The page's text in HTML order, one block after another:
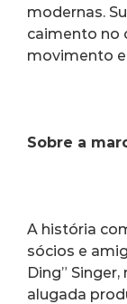
modernas.
caimento no
movimento
Sobre a
A história
sócios e
Ding”
alugada